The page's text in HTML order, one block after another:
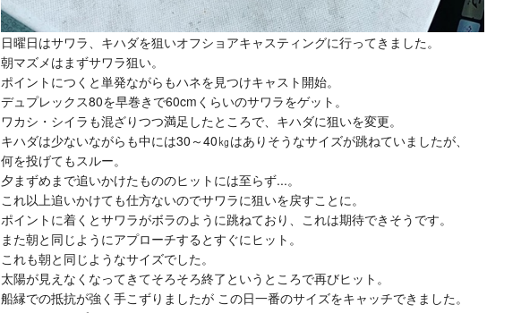
日曜日はサワラ、キハダを狙いオフショアキャスティングに行ってきました。
朝マズメはまずサワラ狙い。
ポイントにつくと単発ながらもハネを見つけキャスト開始。
デュプレックス80を早巻きで60cmくらいのサワラをゲット。
ワカシ・シイラも混ざりつつ満足したところで、キハダに狙いを変更。
キハダは少ないながらも中には30～40㎏はありそうなサイズが跳ねていましたが、
何を投げてもスルー。
夕まずめまで追いかけたもののヒットには至らず...。
これ以上追いかけても仕方ないのでサワラに狙いを戻すことに。
ポイントに着くとサワラがボラのように跳ねており、これは期待できそうです。
また朝と同じようにアプローチするとすぐにヒット。
これも朝と同じようなサイズでした。
太陽が見えなくなってきてそろそろ終了というところで再びヒット。
船縁での抵抗が強く手こずりましたが この日一番のサイズをキャッチできました。